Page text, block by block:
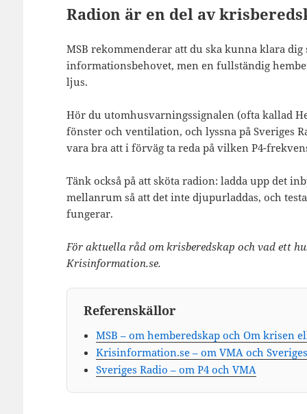
Radion är en del av
MSB rekommenderar att du ska kunna klara
informationsbehovet, men en fullständig
ljus.
Hör du utomhusvarningssignalen (ofta kallad
fönster och ventilation, och lyssna på Sveriges
vara bra att i förväg ta reda på vilken P4-
Tänk också på att sköta radion: ladda upp det
mellanrum så att det inte djupurladdas, och
fungerar.
För aktuella råd om krisberedskap och vad ett
Krisinformation.se.
Referenskällor
MSB – om hemberedskap och Om krisen
Krisinformation.se – om VMA och
Sveriges Radio – om P4 och VMA